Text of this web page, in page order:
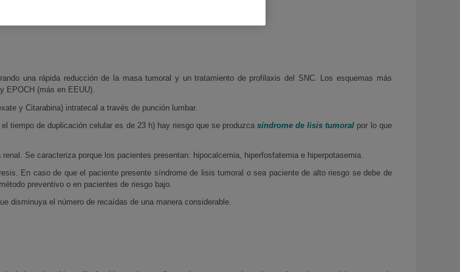
especialista será quien decida cuantos ciclos va a tener.
una rápida reducción de la masa tumoral y un tratamiento de profilaxis del SNC. Los esquemas más
EPOCH (más en EEUU).
y Citarabina) intratecal a través de punción lumbar.
tiempo de duplicación celular es de 23 h) hay riesgo que se produzcasíndrome de lisis tumoral por lo que
Se caracteriza porque los pacientes presentan: hipocalcemia, hiperfosfatemia e hiperpotasemia.
En caso de que el paciente presente síndrome de lisis tumoral o sea paciente de alto riesgo se debe de
preventivo o en pacientes de riesgo bajo.
disminuya el número de recaídas de una manera considerable.